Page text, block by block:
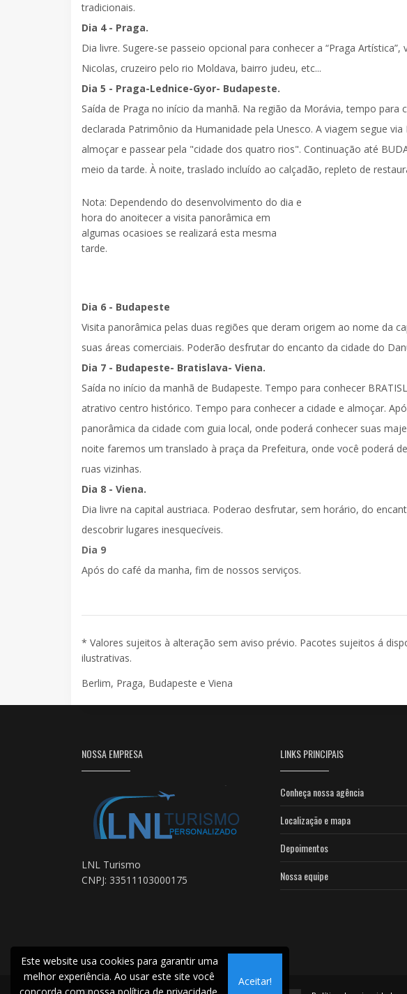
tradicionais.
Dia 4 - Praga.
Dia livre. Sugere-se passeio opcional para conhecer a “Praga
Nicolas, cruzeiro pelo rio Moldava, bairro judeu, etc...
Dia 5 - Praga-Lednice-Gyor- Budapeste.
Saída de Praga no início da manhã. Na região da Morávia, tempo
declarada Patrimônio da Humanidade pela Unesco. A viagem segue via
almoçar e passear pela "cidade dos quatro rios". Continuação até
meio da tarde. À noite,traslado incluído ao calçadão, repleto de
Nota: Dependendo do desenvolvimento do dia e
hora do anoitecer a visita panorâmica em
algumas ocasioes se realizará esta mesma
tarde.
Dia 6 - Budapeste
Visita panorâmica pelas duas regiões que deram origem ao nome da
suas áreas comerciais. Poderão desfrutar do encanto da cidade do
Dia 7 - Budapeste- Bratislava- Viena.
Saída no início da manhã de Budapeste. Tempo para conhecer
atrativo centro histórico. Tempo para conhecer a cidade e almoçar.
panorâmica da cidade com guia local, onde poderá conhecer suas
noite faremos um translado à praça da Prefeitura, onde você poderá
ruas vizinhas.
Dia 8 - Viena.
Dia livre na capital austriaca. Poderao desfrutar, sem horário, do
descobrir lugares inesquecíveis.
Dia 9
Após do café da manha, fim de nossos serviços.
* Valores sujeitos à alteração sem aviso prévio. Pacotes sujeitos á
ilustrativas.
Berlim, Praga, Budapeste e Viena
NOSSA EMPRESA
LNL Turismo
CNPJ: 33511103000175
LINKS PRINCIPAIS
Conheça nossa agência
Localização e mapa
Depoimentos
Nossa equipe
Este website usa cookies para garantir uma
melhor experiência. Ao usar este site você
Aceitar!